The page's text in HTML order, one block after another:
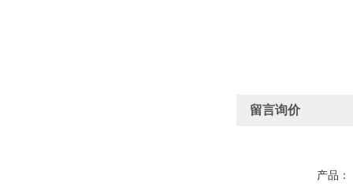
留言询价
产品：